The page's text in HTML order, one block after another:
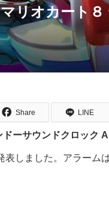
リオカート
Share LINE
ーサウンドクロック
表しました。アラーム